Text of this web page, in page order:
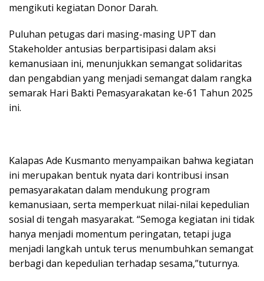
mengikuti kegiatan Donor Darah.
Puluhan petugas dari masing-masing UPT dan
Stakeholder antusias berpartisipasi dalam aksi
kemanusiaan ini, menunjukkan semangat solidaritas
dan pengabdian yang menjadi semangat dalam rangka
semarak Hari Bakti Pemasyarakatan ke-61 Tahun 2025
ini.
Kalapas Ade Kusmanto menyampaikan bahwa kegiatan
ini merupakan bentuk nyata dari kontribusi insan
pemasyarakatan dalam mendukung program
kemanusiaan, serta memperkuat nilai-nilai kepedulian
sosial di tengah masyarakat. “Semoga kegiatan ini tidak
hanya menjadi momentum peringatan, tetapi juga
menjadi langkah untuk terus menumbuhkan semangat
berbagi dan kepedulian terhadap sesama,”tuturnya.